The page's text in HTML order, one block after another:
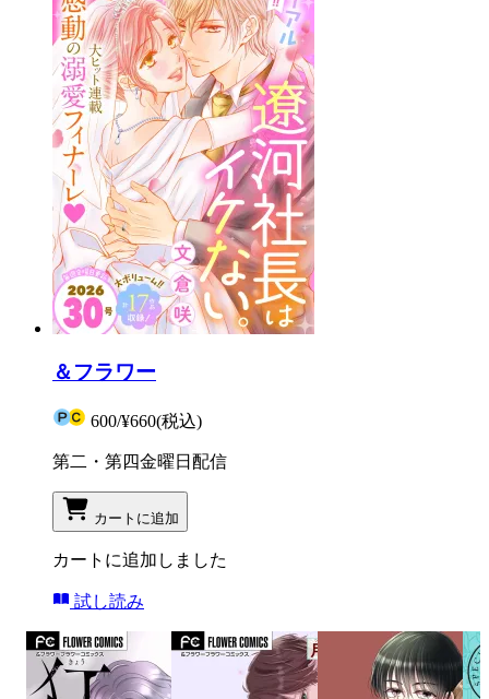
＆フラワー
600/¥660(税込)
第二・第四金曜日配信
カートに追加
カートに追加しました
試し読み